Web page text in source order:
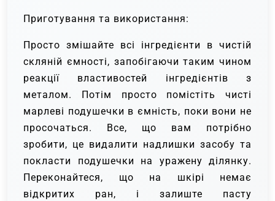
Приготування та використання:
Просто змішайте всі інгредієнти в чистій
скляній ємності, запобігаючи таким чином
реакції властивостей інгредієнтів з
металом. Потім просто помістіть чисті
марлеві подушечки в ємність, поки вони не
просочаться. Все, що вам потрібно
зробити, це видалити надлишки засобу та
покласти подушечки на уражену ділянку.
Переконайтеся, що на шкірі немає
відкритих ран, і залиште пасту